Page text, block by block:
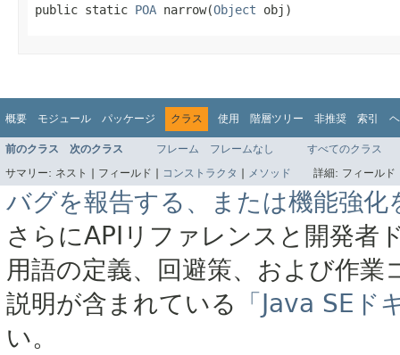
public static POA narrow​(Object obj)
概要 モジュール パッケージ クラス 使用 階層ツリー 非推奨 索引
前のクラス 次のクラス フレーム フレームなし
すべてのクラス
サマリー: ネスト | フィールド | コンストラクタ | メソッド 詳細: フィール
バグを報告する、または機能強化
さらにAPIリファレンスと開発者
用語の定義、回避策、および作
説明が含まれている
「Java SE
い。